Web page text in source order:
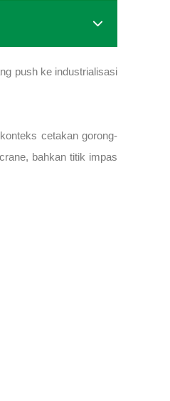
push ke industrialisasi
cetakan gorong-
bahkan titik impas